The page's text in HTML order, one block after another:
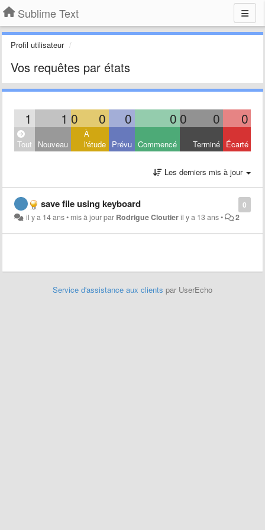
Sublime Text
Profil utilisateur
Vos requêtes par états
1 1 0 0 0 0 0 0 0
Tout Nouveau
À
l'étude Prévu Commencé Terminé Écarté
Les derniers mis à jour
0
save file using keyboard
il y a 14 ans• mis à jour par Rodrigue Cloutieril y a 13 ans• 2
Service d'assistance aux clients par UserEcho